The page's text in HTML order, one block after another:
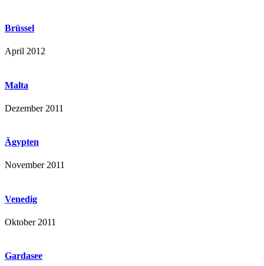
Brüssel
April 2012
Malta
Dezember 2011
Ägypten
November 2011
Venedig
Oktober 2011
Gardasee